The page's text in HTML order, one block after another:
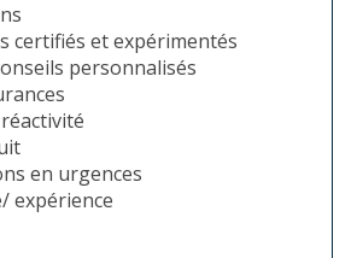
certifiés et expérimentés
personnalisés
en urgences
expérience